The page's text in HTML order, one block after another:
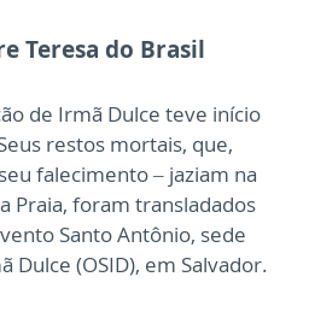
Teresa do Brasil
de Irmã Dulce teve início
restos mortais, que,
falecimento – jaziam na
Praia, foram transladados
Santo Antônio, sede
Dulce (OSID), em Salvador.